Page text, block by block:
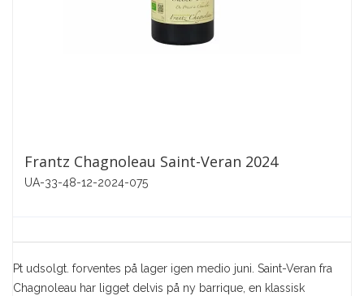
Frantz Chagnoleau Saint-Veran 2024
UA-33-48-12-2024-075
Pt udsolgt. forventes på lager igen medio juni. Saint-Veran fra
Chagnoleau har ligget delvis på ny barrique, en klassisk